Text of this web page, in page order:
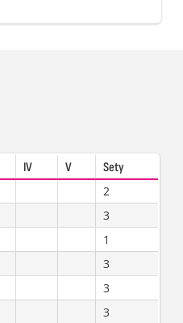
IV V Sety
2
3
1
3
3
3